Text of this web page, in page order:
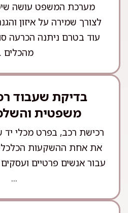
מערכת המשפט עושה
לצורך שמירה על איזון
עוד בטרם ניתנה הכרעה
מהכלים
בדיקת שעבוד
משפטית
רכישת רכב, בפרט מכלי יד
את אחת ההשקעות
עבור אנשים פרטיים
...